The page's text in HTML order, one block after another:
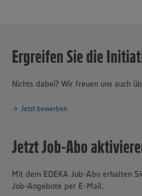
Ergreifen Sie die
Nichts dabei? Wir freuen uns auch
Jetzt bewerben
Jetzt Job-Abo
Mit dem EDEKA Job-Abo erhalten
Job-Angebote per E-Mail.